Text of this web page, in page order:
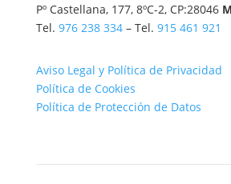
Pº Castellana, 177, 8ºC-2, CP:28046
Tel. 976 238 334– Tel. 915 461 921
Aviso Legal y Política de Privacidad
Política de Cookies
Política de Protección de Datos